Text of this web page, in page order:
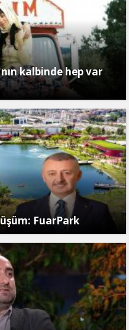
kalbinde hep var
FuarPark